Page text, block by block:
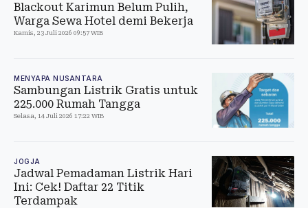
Blackout Karimun Belum Pulih,
Warga Sewa Hotel demi Bekerja
Kamis, 23 Juli 2026 09:57 WIB
MENYAPA NUSANTARA
Sambungan Listrik Gratis untuk
225.000 Rumah Tangga
Selasa, 14 Juli 2026 17:22 WIB
JOGJA
Jadwal Pemadaman Listrik Hari
Ini: Cek! Daftar 22 Titik
Terdampak